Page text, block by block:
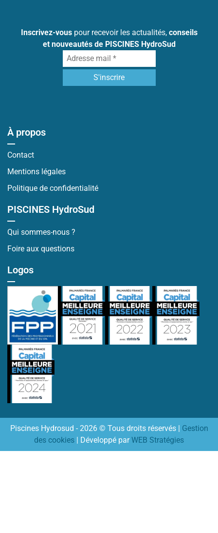
Inscrivez-vouspour recevoir les actualités, conseils
et nouveautés de PISCINES HydroSud
À propos
Contact
Mentions légales
Politique de confidentialité
PISCINES HydroSud
Qui sommes-nous ?
Foire aux questions
Logos
Piscines Hydrosud - 2026 © Tous droits réservés | Gestion
des cookies | Développé parWEB Stratégies